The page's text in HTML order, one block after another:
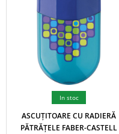
In stoc
ASCUȚITOARE CU RADIERĂ
PĂTRĂȚELE FABER-CASTELL